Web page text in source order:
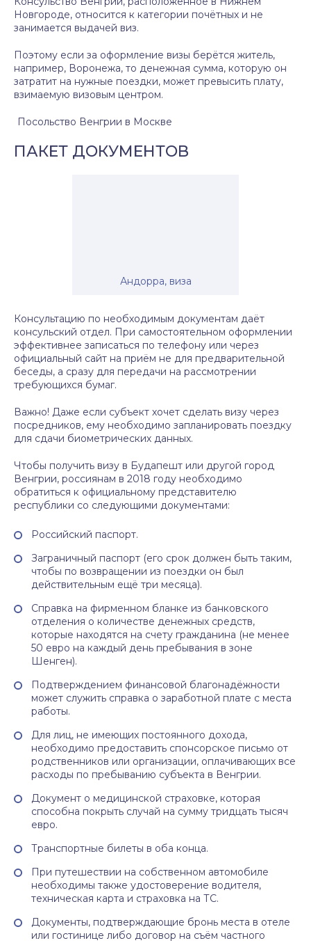
Новгороде, относится к категории почётных и не
занимается выдачей виз.
Поэтому если за оформление визы берётся житель,
например, Воронежа, то денежная сумма, которую он
затратит на нужные поездки, может превысить плату,
взимаемую визовым центром.
Посольство Венгрии в Москве
ПАКЕТ ДОКУМЕНТОВ
Андорра, виза
Консультацию по необходимым документам даёт
консульский отдел. При самостоятельном оформлении
эффективнее записаться по телефону или через
официальный сайт на приём не для предварительной
беседы, а сразу для передачи на рассмотрении
требующихся бумаг.
Важно! Даже если субъект хочет сделать визу через
посредников, ему необходимо запланировать поездку
для сдачи биометрических данных.
Чтобы получить визу в Будапешт или другой город
Венгрии, россиянам в 2018 году необходимо
обратиться к официальному представителю
республики со следующими документами:
Российский паспорт.
Заграничный паспорт (его срок должен быть таким,
чтобы по возвращении из поездки он был
действительным ещё три месяца).
Справка на фирменном бланке из банковского
отделения о количестве денежных средств,
которые находятся на счету гражданина (не менее
50 евро на каждый день пребывания в зоне
Шенген).
Подтверждением финансовой благонадёжности
может служить справка о заработной плате с места
работы.
Для лиц, не имеющих постоянного дохода,
необходимо предоставить спонсорское письмо от
родственников или организации, оплачивающих все
расходы по пребыванию субъекта в Венгрии.
Документ о медицинской страховке, которая
способна покрыть случай на сумму тридцать тысяч
евро.
Транспортные билеты в оба конца.
При путешествии на собственном автомобиле
необходимы также удостоверение водителя,
техническая карта и страховка на ТС.
Документы, подтверждающие бронь места в отеле
или гостинице либо договор на съём частного